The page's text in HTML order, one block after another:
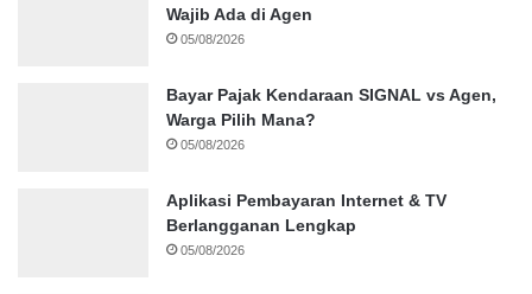
Wajib Ada di Agen
05/08/2026
Bayar Pajak Kendaraan SIGNAL vs Agen,
Warga Pilih Mana?
05/08/2026
Aplikasi Pembayaran Internet & TV
Berlangganan Lengkap
05/08/2026